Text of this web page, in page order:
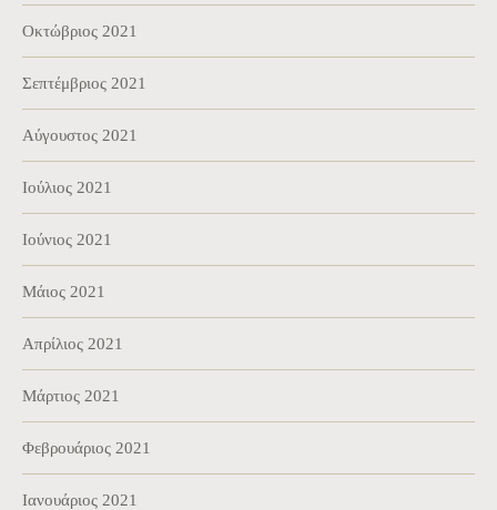
Οκτώβριος 2021
Σεπτέμβριος 2021
Αύγουστος 2021
Ιούλιος 2021
Ιούνιος 2021
Μάιος 2021
Απρίλιος 2021
Μάρτιος 2021
Φεβρουάριος 2021
Ιανουάριος 2021